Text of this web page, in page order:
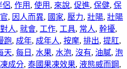
侶, 作用 , 使用 , 來說, 促進, 保健, 保
, 因人而異, 國家, 壓力, 壯陽, 壯陽
對人, 就會, 工作, 工具, 常人, 幹擾,
跑, 成年, 成年人, 按摩, 排出, 提肛,
天, 每日 , 水果, 水泡, 沒有, 油膩, 泡
成分, 泰國果凍效果, 液態威而鋼,